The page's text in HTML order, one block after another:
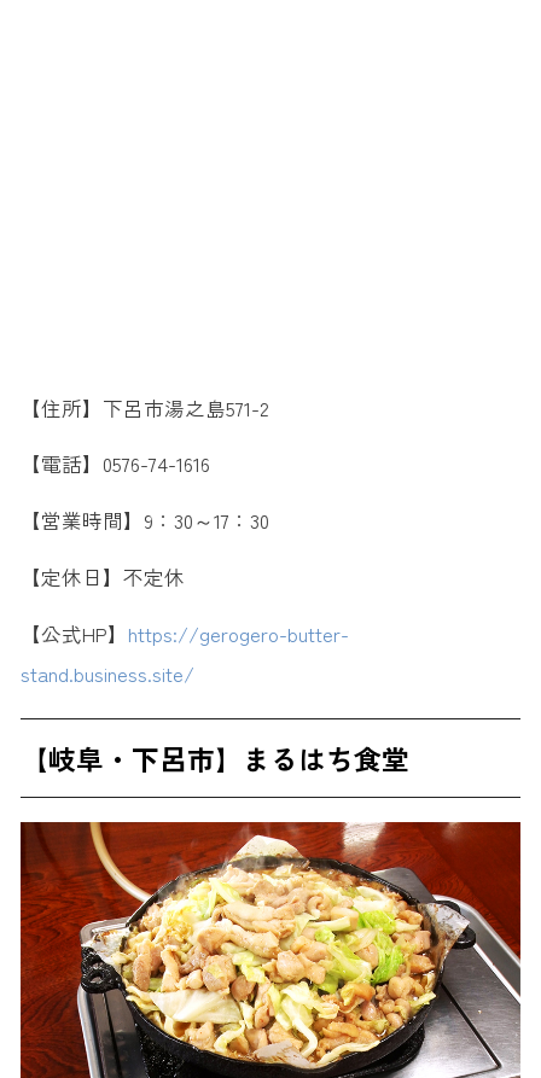
【住所】下呂市湯之島571-2
【電話】0576-74-1616
【営業時間】9：30～17：30
【定休日】不定休
【公式HP】 https://gerogero-butter-
stand.business.site/
【岐阜・下呂市】まるはち食堂